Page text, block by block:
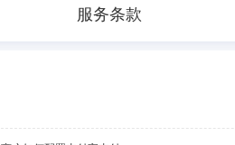
服务条款